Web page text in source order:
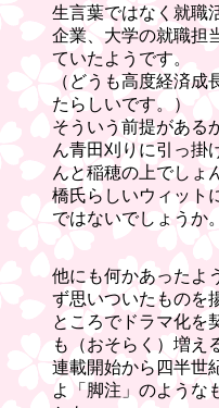
生言葉ではなく就職
企業、大学の就職担
ていたようです。
（どうも高度経済
たらしいです。）
そういう前提がある
ん青田刈りに引っ掛
んと稲穂の上でしょ
橋氏らしいウィット
ではないでしょうか。
他にも何かあったよ
ず思いついたものを
ところでドラマ化を
も（おそらく）増え
連載開始から四半世
よ「脚注」のような